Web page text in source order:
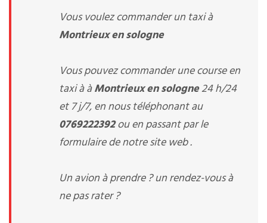
Vous voulez commander un taxi à
Montrieux en sologne
Vous pouvez commander une course en
taxi à àMontrieux en sologne24 h/24
et 7 j/7, en nous téléphonant au
0769222392ou en passant par le
formulaire de notre site web .
Un avion à prendre ? un rendez-vous à
ne pas rater ?